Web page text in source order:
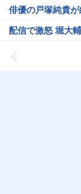
俳優の戸塚純貴
配信で激怒 堀大